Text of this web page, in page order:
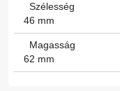
Szélesség
46 mm
Magasság
62 mm